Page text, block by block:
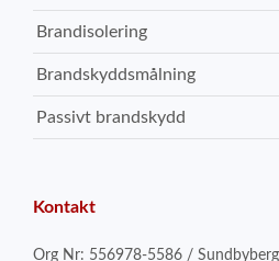
Brandisolering
Brandskyddsmålning
Passivt brandskydd
Kontakt
Org Nr: 556978-5586 / Sundbyberg